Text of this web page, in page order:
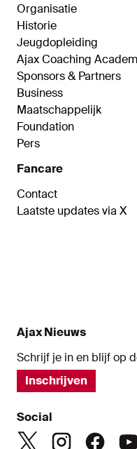
Organisatie
Historie
Jeugdopleiding
Ajax Coaching
Sponsors & Partners
Business
Maatschappelijk
Foundation
Pers
Fancare
Contact
Laatste updates via X
Ajax Nieuws
Schrijf je in en blijf op
Inschrijven
Social